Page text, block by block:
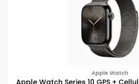
Apple Watch
Apple Watch Series 10 GPS +